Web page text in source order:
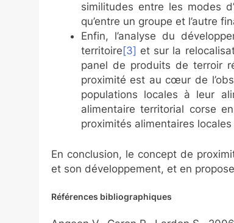
similitudes entre les modes
qu’entre un groupe et l’autre
Enfin, l’analyse du
territoire [3] et sur la
panel de produits de terroir
proximité est au cœur de
populations locales à leur
alimentaire territorial corse
proximités alimentaires
En conclusion, le concept de
et son développement, et en
Références bibliographiques